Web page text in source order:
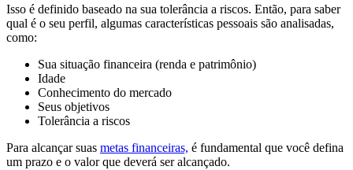
Isso é definido baseado na sua tolerância a riscos. Então, para saber
qual é o seu perfil, algumas características pessoais são analisadas,
como:
Sua situação financeira (renda e patrimônio)
Idade
Conhecimento do mercado
Seus objetivos
Tolerância a riscos
Para alcançar suas metas financeiras, é fundamental que você defina
um prazo e o valor que deverá ser alcançado.